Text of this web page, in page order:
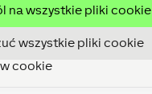
na wszystkie pliki cookie
wszystkie pliki cookie
cookie